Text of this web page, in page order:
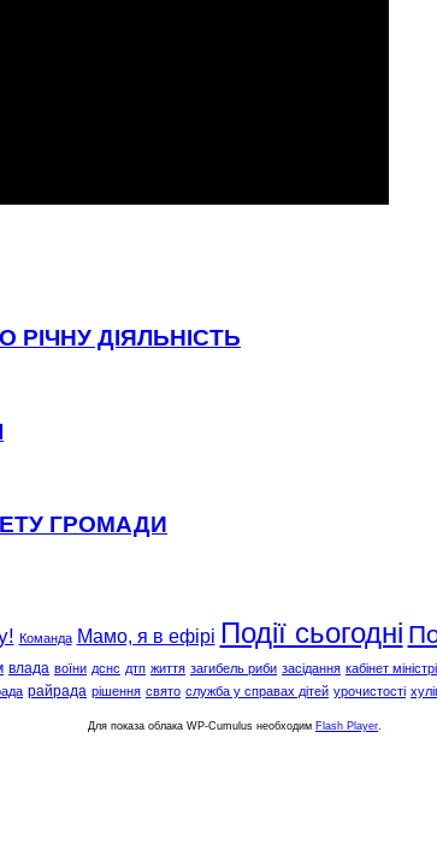
ДІЯЛЬНІСТЬ
ГРОМАДИ
Команда Мамо, я в ефірі Події сьогодні
влада воїни дснс дтп життя загибель риби засідання кабінет
райрада рішення свято служба у справах дітей урочистості
Для показа облака WP-Cumulus необходим Flash Player